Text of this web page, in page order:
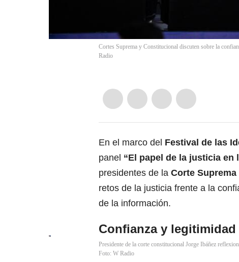
Cortes Suprema y Constitucional discuten sobre la
Radio
En el marco del Festival de las
panel “El papel de la justicia en
presidentes de la Corte
retos de la justicia frente a la
de la información.
Confianza y
Presidente de la corte constitucional Jorge Ibáñez
Foto: W Radio